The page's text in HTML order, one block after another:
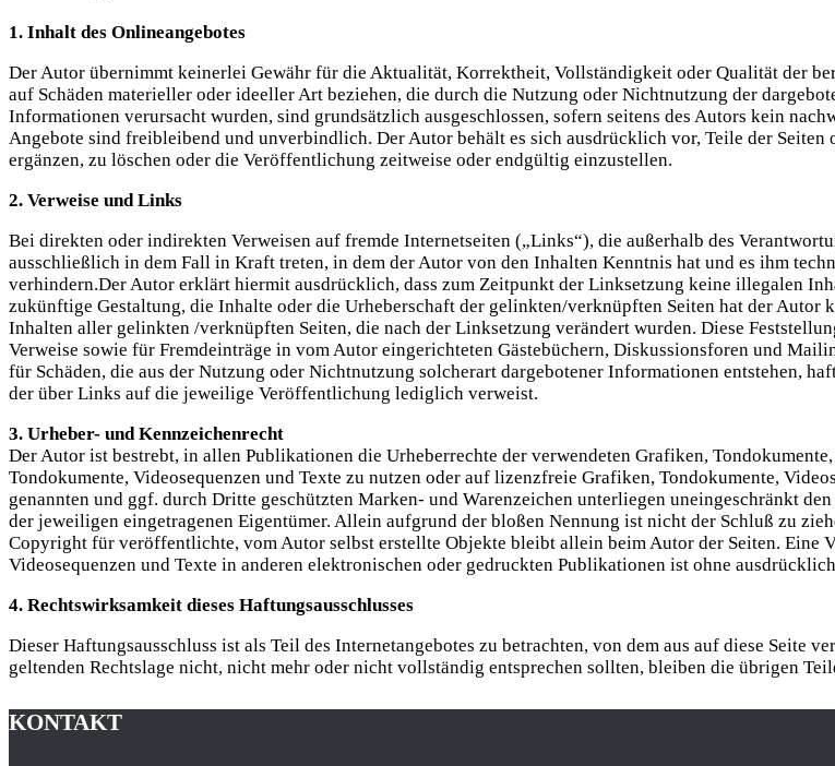
1. Inhalt des Onlineangebotes
Der Autor übernimmt keinerlei Gewähr für die Aktualität, Korrektheit, Vollständigkeit oder Qualität der
auf Schäden materieller oder ideeller Art beziehen, die durch die Nutzung oder Nichtnutzung der
Informationen verursacht wurden, sind grundsätzlich ausgeschlossen, sofern seitens des Autors kein
Angebote sind freibleibend und unverbindlich. Der Autor behält es sich ausdrücklich vor, Teile der Seiten
ergänzen, zu löschen oder die Veröffentlichung zeitweise oder endgültig einzustellen.
2. Verweise und Links
Bei direkten oder indirekten Verweisen auf fremde Internetseiten („Links“), die außerhalb des
ausschließlich in dem Fall in Kraft treten, in dem der Autor von den Inhalten Kenntnis hat und es ihm
verhindern.Der Autor erklärt hiermit ausdrücklich, dass zum Zeitpunkt der Linksetzung keine illegalen
zukünftige Gestaltung, die Inhalte oder die Urheberschaft der gelinkten/verknüpften Seiten hat der
Inhalten aller gelinkten /verknüpften Seiten, die nach der Linksetzung verändert wurden. Diese
Verweise sowie für Fremdeinträge in vom Autor eingerichteten Gästebüchern, Diskussionsforen und
für Schäden, die aus der Nutzung oder Nichtnutzung solcherart dargebotener Informationen entstehen,
der über Links auf die jeweilige Veröffentlichung lediglich verweist.
3. Urheber- und Kennzeichenrecht
Der Autor ist bestrebt, in allen Publikationen die Urheberrechte der verwendeten Grafiken,
Tondokumente, Videosequenzen und Texte zu nutzen oder auf lizenzfreie Grafiken, Tondokumente,
genannten und ggf. durch Dritte geschützten Marken- und Warenzeichen unterliegen uneingeschränkt
der jeweiligen eingetragenen Eigentümer. Allein aufgrund der bloßen Nennung ist nicht der Schluß zu
Copyright für veröffentlichte, vom Autor selbst erstellte Objekte bleibt allein beim Autor der Seiten. Eine
Videosequenzen und Texte in anderen elektronischen oder gedruckten Publikationen ist ohne
4. Rechtswirksamkeit dieses Haftungsausschlusses
Dieser Haftungsausschluss ist als Teil des Internetangebotes zu betrachten, von dem aus auf diese Seite
geltenden Rechtslage nicht, nicht mehr oder nicht vollständig entsprechen sollten, bleiben die übrigen
KONTAKT